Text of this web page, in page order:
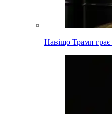
Навіщо Трамп грає